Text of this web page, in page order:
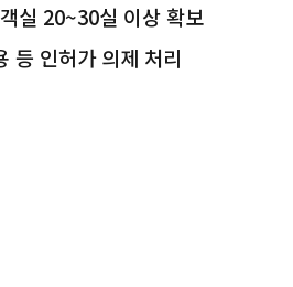
실 20~30실 이상 확보
등 인허가 의제 처리